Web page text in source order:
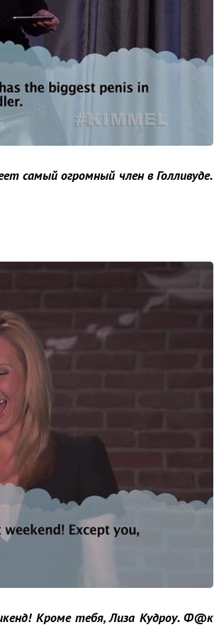
самый огромный член в Голливуде.
Кроме тебя, Лиза Кудроу. Ф@к